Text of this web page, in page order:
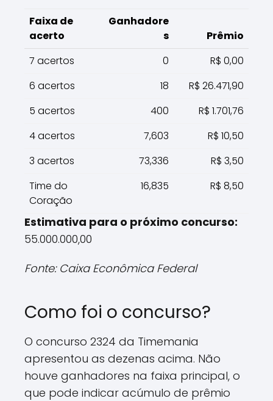
Faixa de
acerto
Ganhadore
s
Prêmio
7 acertos
0
R$ 0,00
6 acertos
18
R$ 26.471,90
5 acertos
400
R$ 1.701,76
4 acertos
7,603
R$ 10,50
3 acertos
73,336
R$ 3,50
Time do
Coração
16,835 R$ 8,50
Estimativa para o próximo concurso:
55.000.000,00
Fonte: Caixa Econômica Federal
Como foi o concurso?
O concurso 2324 da Timemania
apresentou as dezenas acima. Não
houve ganhadores na faixa principal, o
que pode indicar acúmulo de prêmio